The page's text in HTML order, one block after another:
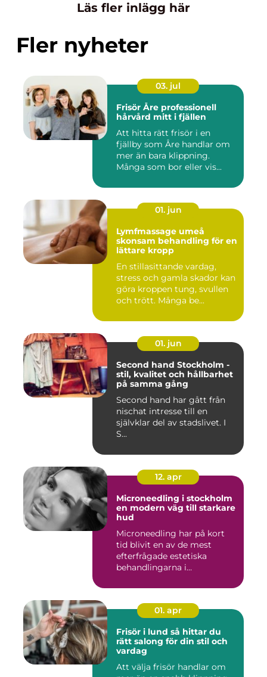
Läs fler inlägg här
Fler nyheter
03. jul
Frisör Åre professionell
hårvård mitt i fjällen
Att hitta rätt frisör i en
fjällby som Åre handlar om
mer än bara klippning.
Många som bor eller vis...
01. jun
Lymfmassage umeå
skonsam behandling för en
lättare kropp
En stillasittande vardag,
stress och gamla skador kan
göra kroppen tung, svullen
och trött. Många be...
01. jun
Second hand Stockholm -
stil, kvalitet och hållbarhet
på samma gång
Second hand har gått från
nischat intresse till en
självklar del av stadslivet. I
S...
12. apr
Microneedling i stockholm
en modern väg till starkare
hud
Microneedling har på kort
tid blivit en av de mest
efterfrågade estetiska
behandlingarna i
01. apr
Frisör i lund så hittar du
rätt salong för din stil och
vardag
Att välja frisör handlar om